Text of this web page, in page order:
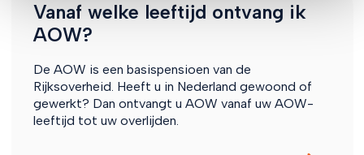
Vanaf welke leeftijd ontvang ik
AOW?
De AOW is een basispensioen van de
Rijksoverheid. Heeft u in Nederland gewoond of
gewerkt? Dan ontvangt u AOW vanaf uw AOW-
leeftijd tot uw overlijden.